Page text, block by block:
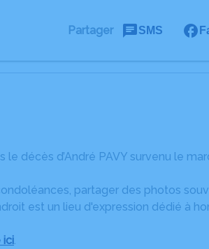
Partager SMS
décès d’André PAVY survenu le
partager des photos
est un lieu d'expression dédié à
ici.